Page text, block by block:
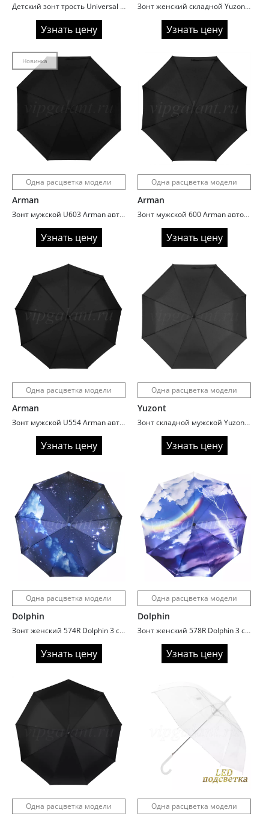
Детский зонт трость Universal UN375 цветная отделка
Узнать цену
Зонт женский складной Yuzont 2018 полный автомат
Узнать цену
Новинка
Одна расцветка модели
Arman
Зонт мужской U603 Arman автомат ручка полукрюк
Узнать цену
Одна расцветка модели
Arman
Зонт мужской 600 Arman автомат ручка гольф
Узнать цену
Одна расцветка модели
Arman
Зонт мужской U554 Arman автомат ручка гольф
Узнать цену
Одна расцветка модели
Yuzont
Зонт складной мужской Yuzont 513 ручка полукрюк
Узнать цену
Одна расцветка модели
Dolphin
Зонт женский 574R Dolphin 3 сл c/а 9 спиц сатин планеты
Узнать цену
Одна расцветка модели
Dolphin
Зонт женский 578R Dolphin 3 сл c/а 9 спиц сатин rainbow
Узнать цену
Одна расцветка модели Одна расцветка модели